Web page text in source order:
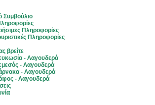
Συμβούλιο
Πληροφορίες
Πληροφορίες
βρείτε
- Λαγουδερά
- Λαγουδερά
- Λαγουδερά
- Λαγουδερά